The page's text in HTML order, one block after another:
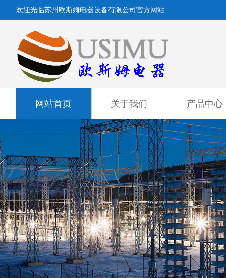
欢迎光临苏州欧斯姆电器设备有限公司官方网站
网站首页 关于我们 产品中心